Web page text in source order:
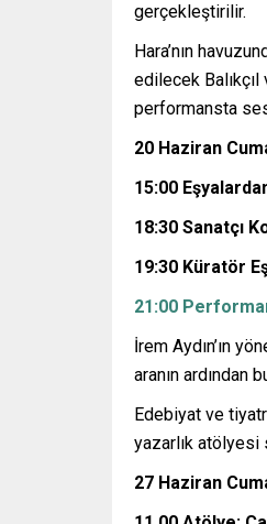
gerçekleştirilir.
Hara’nın
edilecek
performansta
20 Haziran
15:00
18:30 Sanatçı
19:30 Küratör
21:00
İrem Aydın’ın
aranın ardından
Edebiyat ve
yazarlık atölyesi
27 Haziran